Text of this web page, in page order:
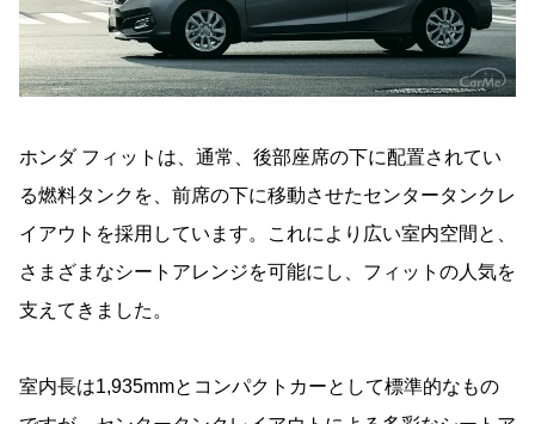
ホンダ フィットは、通常、後部座席の下に配置されてい
る燃料タンクを、前席の下に移動させたセンタータンクレ
イアウトを採用しています。これにより広い室内空間と、
さまざまなシートアレンジを可能にし、フィットの人気を
支えてきました。
室内長は1,935mmとコンパクトカーとして標準的なもの